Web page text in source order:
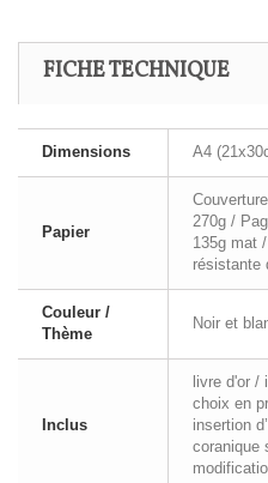
FICHE TECHNIQUE
Dimensions A4
Papier
270g /
135g mat
résistante
Couleur /
Thème
Noir et
Inclus
livre d'or /
choix en
insertion
coranique